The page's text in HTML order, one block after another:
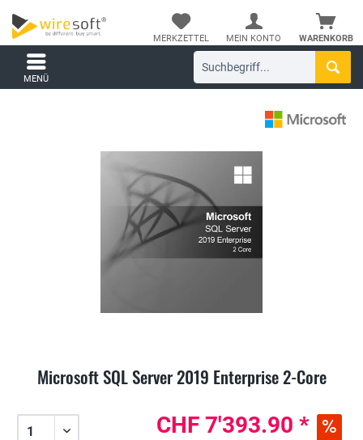
WARENKORB
MERKZETTEL MEIN KONTO
MENÜ
Microsoft SQL Server 2019 Enterprise 2-Core
CHF 7'393.90 *